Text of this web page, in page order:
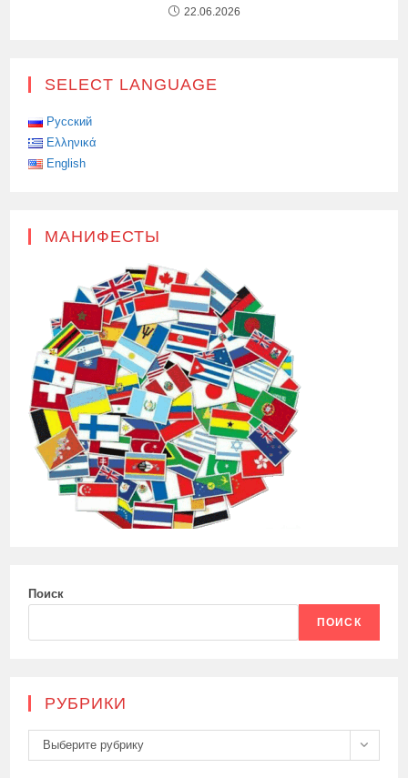
22.06.2026
SELECT LANGUAGE
Русский
Ελληνικά
English
МАНИФЕСТЫ
Поиск
ПОИСК
РУБРИКИ
Рубрики
Выберите рубрику